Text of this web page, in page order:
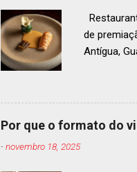
de
Antígua,
um
Por que o formato do
-novembro 18, 2025